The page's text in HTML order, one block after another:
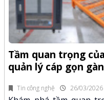
Tin công nghệ 26/03/2026
Tầm quan trọng
quản lý cáp gọn